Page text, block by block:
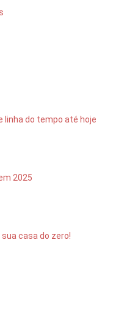
linha do tempo até hoje
2025
casa do zero!